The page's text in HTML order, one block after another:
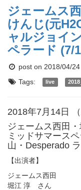
ジェームス
けんじ(元
ャルジョイ
ペラード (7/
post on 2018/04/24
Tags:
live
2018年7月14日
ジェームス西田
ミッドサマース
山・Desperado
【出演者】
ジェームス西田
堀江 淳 さん